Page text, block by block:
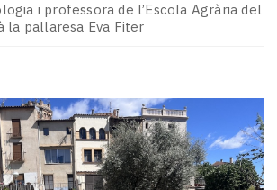
i professora de l’Escola Agrària del
la pallaresa Eva Fiter